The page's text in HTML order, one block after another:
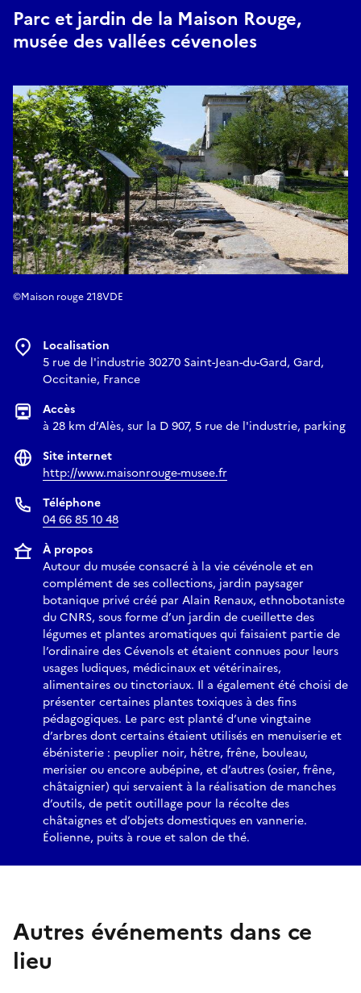
Parc et jardin de la Maison Rouge,
musée des vallées cévenoles
©Maison rouge 218VDE
Localisation
5 rue de l'industrie 30270 Saint-Jean-du-Gard, Gard,
Occitanie, France
Accès
à 28 km d’Alès, sur la D 907, 5 rue de l'industrie, parking
Site internet
http://www.maisonrouge-musee.fr
Téléphone
04 66 85 10 48
À propos
Autour du musée consacré à la vie cévénole et en
complément de ses collections, jardin paysager
botanique privé créé par Alain Renaux, ethnobotaniste
du CNRS, sous forme d’un jardin de cueillette des
légumes et plantes aromatiques qui faisaient partie de
l’ordinaire des Cévenols et étaient connues pour leurs
usages ludiques, médicinaux et vétérinaires,
alimentaires ou tinctoriaux. Il a également été choisi de
présenter certaines plantes toxiques à des fins
pédagogiques. Le parc est planté d’une vingtaine
d’arbres dont certains étaient utilisés en menuiserie et
ébénisterie : peuplier noir, hêtre, frêne, bouleau,
merisier ou encore aubépine, et d’autres (osier, frêne,
châtaignier) qui servaient à la réalisation de manches
d’outils, de petit outillage pour la récolte des
châtaignes et d’objets domestiques en vannerie.
Éolienne, puits à roue et salon de thé.
Autres événements dans ce
lieu